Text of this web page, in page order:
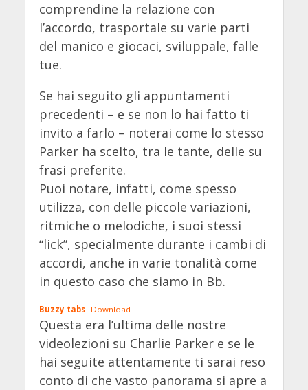
comprendine la relazione con
l’accordo, trasportale su varie parti
del manico e giocaci, sviluppale, falle
tue.
Se hai seguito gli appuntamenti
precedenti – e se non lo hai fatto ti
invito a farlo – noterai come lo stesso
Parker ha scelto, tra le tante, delle su
frasi preferite.
Puoi notare, infatti, come spesso
utilizza, con delle piccole variazioni,
ritmiche o melodiche, i suoi stessi
“lick”, specialmente durante i cambi di
accordi, anche in varie tonalità come
in questo caso che siamo in Bb.
Buzzy tabs Download
Questa era l’ultima delle nostre
videolezioni su Charlie Parker e se le
hai seguite attentamente ti sarai reso
conto di che vasto panorama si apre a